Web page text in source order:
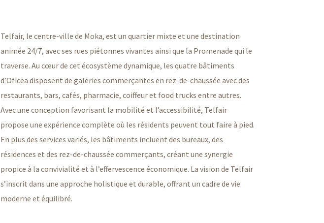
Telfair, le centre-ville de Moka, est un quartier mixte et une destination
animée 24/7, avec ses rues piétonnes vivantes ainsi que la Promenade qui le
traverse. Au cœur de cet écosystème dynamique, les quatre bâtiments
d’Oficea disposent de galeries commerçantes en rez-de-chaussée avec des
restaurants, bars, cafés, pharmacie, coiffeur et food trucks entre autres.
Avec une conception favorisant la mobilité et l’accessibilité, Telfair
propose une expérience complète où les résidents peuvent tout faire à pied.
En plus des services variés, les bâtiments incluent des bureaux, des
résidences et des rez-de-chaussée commerçants, créant une synergie
propice à la convivialité et à l’effervescence économique. La vision de Telfair
s’inscrit dans une approche holistique et durable, offrant un cadre de vie
moderne et équilibré.